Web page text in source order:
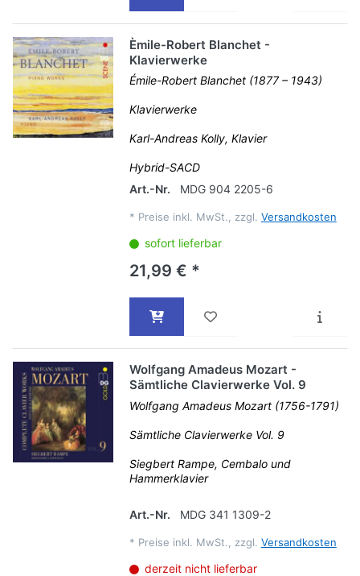
Èmile-Robert Blanchet -
Klavierwerke
Émile-Robert Blanchet (1877 – 1943)
Klavierwerke
Karl-Andreas Kolly, Klavier
Hybrid-SACD
Art.-Nr.
MDG 904 2205-6
* Preise inkl. MwSt., zzgl. Versandkosten
sofort lieferbar
21,99 € *
Wolfgang Amadeus Mozart -
Sämtliche Clavierwerke Vol. 9
Wolfgang Amadeus Mozart (1756-1791)
Sämtliche Clavierwerke Vol. 9
Siegbert Rampe, Cembalo und
Hammerklavier
Art.-Nr. MDG 341 1309-2
* Preise inkl. MwSt., zzgl. Versandkosten
derzeit nicht lieferbar